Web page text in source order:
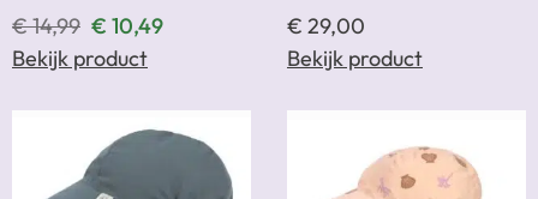
€14,99 € 10,49
Bekijk product
€ 29,00
Bekijk product